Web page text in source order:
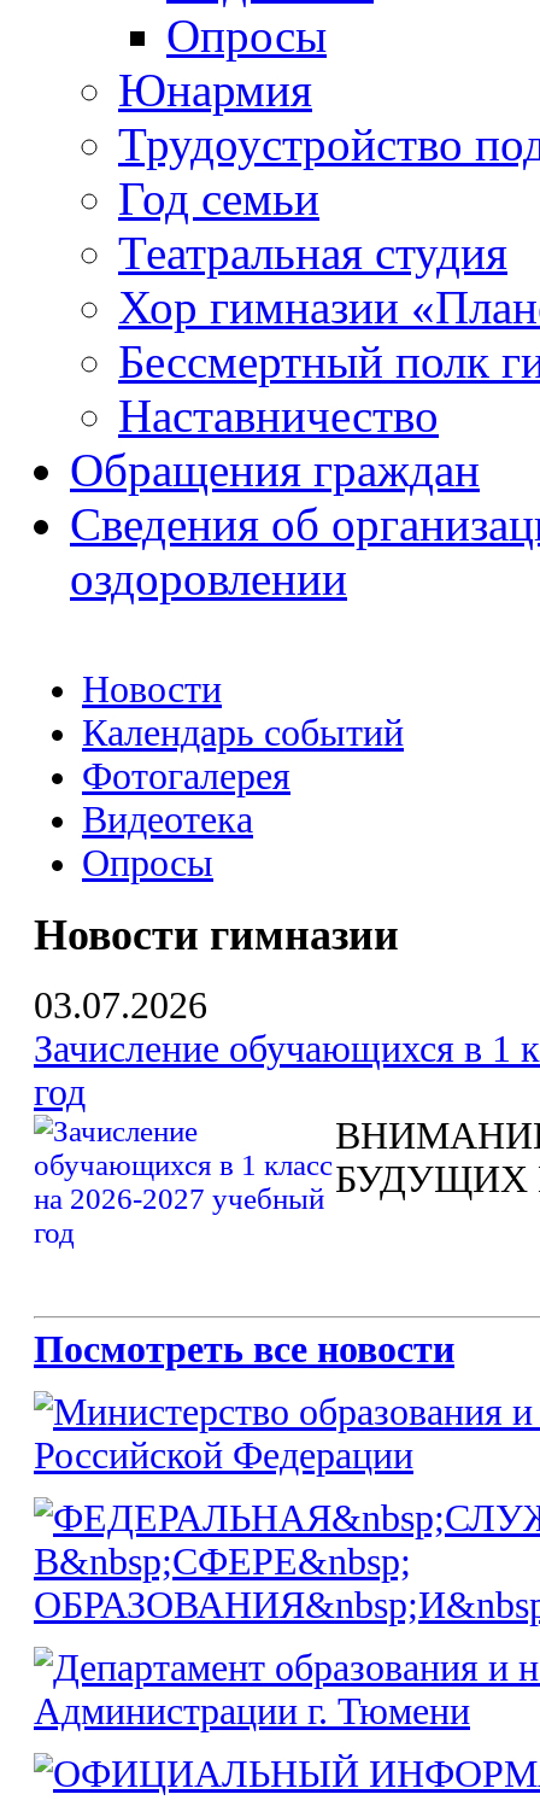
Опросы
Юнармия
Трудоустройство
Год семьи
Театральная студия
Хор гимназии
Бессмертный полк
Наставничество
Обращения граждан
Сведения об
оздоровлении
Новости
Календарь событий
Фотогалерея
Видеотека
Опросы
Новости гимназии
03.07.2026
Зачисление обучающихся в 1
год
БУДУЩИХ
Посмотреть все новости